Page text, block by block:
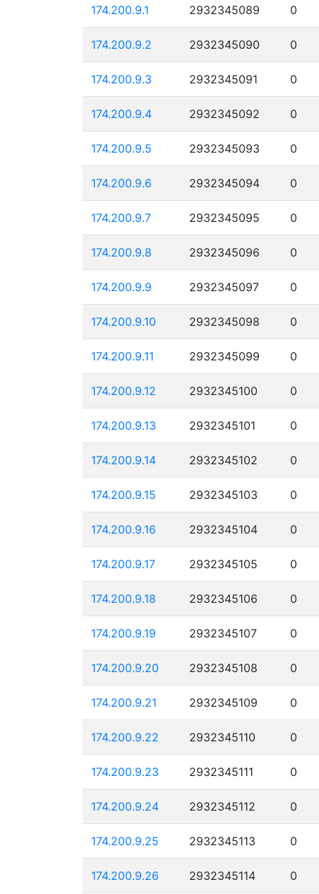
174.200.9.1 2932345089 0
174.200.9.2 2932345090 0
174.200.9.3 2932345091 0
174.200.9.4 2932345092 0
174.200.9.5 2932345093 0
174.200.9.6 2932345094 0
174.200.9.7 2932345095 0
174.200.9.8 2932345096 0
174.200.9.9 2932345097 0
174.200.9.10 2932345098 0
174.200.9.11 2932345099 0
174.200.9.12 2932345100 0
174.200.9.13 2932345101 0
174.200.9.14 2932345102 0
174.200.9.15 2932345103 0
174.200.9.16 2932345104 0
174.200.9.17 2932345105 0
174.200.9.18 2932345106 0
174.200.9.19 2932345107 0
174.200.9.20 2932345108 0
174.200.9.21 2932345109 0
174.200.9.22 2932345110 0
174.200.9.23 2932345111 0
174.200.9.24 2932345112 0
174.200.9.25 2932345113 0
174.200.9.26 2932345114 0